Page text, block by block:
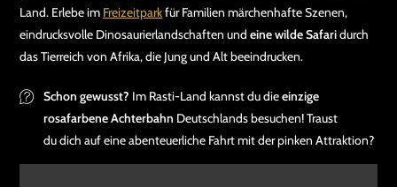
Land. Erlebe im Freizeitparkfür Familien märchenhafte Szenen,
eindrucksvolle Dinosaurierlandschaften und eine wilde Safaridurch
das Tierreich von Afrika, die Jung und Alt beeindrucken.
Schon gewusst? Im Rasti-Land kannst du dieeinzige
rosafarbene Achterbahn Deutschlands besuchen! Traust
du dich auf eine abenteuerliche Fahrt mit der pinken Attraktion?